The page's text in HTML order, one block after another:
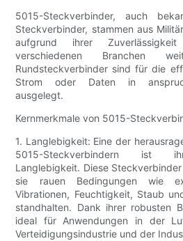
5015-Steckverbinder, auch
Steckverbinder, stammen aus
aufgrund ihrer
verschiedenen Branchen
Rundsteckverbinder sind für die
Strom oder Daten in
ausgelegt.
Kernmerkmale von 5015-
1. Langlebigkeit: Eine der
5015-Steckverbindern ist
Langlebigkeit. Diese
sie rauen Bedingungen wie
Vibrationen, Feuchtigkeit, Staub
standhalten. Dank ihrer robusten
ideal für Anwendungen in der
Verteidigungsindustrie und der